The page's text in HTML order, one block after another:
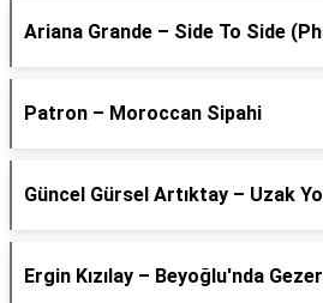
Ariana Grande – Side To Side
Patron – Moroccan Sipahi
Güncel Gürsel Artıktay – Uzak
Ergin Kızılay – Beyoğlu'nda